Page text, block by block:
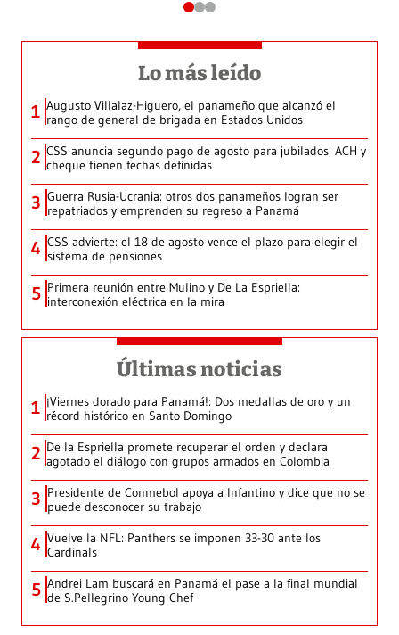
Lo más leído
1 Augusto Villalaz-Higuero, el panameño que alcanzó el
rango de general de brigada en Estados Unidos
2 CSS anuncia segundo pago de agosto para jubilados: ACH y
cheque tienen fechas definidas
3 Guerra Rusia-Ucrania: otros dos panameños logran ser
repatriados y emprenden su regreso a Panamá
4 CSS advierte: el 18 de agosto vence el plazo para elegir el
sistema de pensiones
5 Primera reunión entre Mulino y De La Espriella:
interconexión eléctrica en la mira
Últimas noticias
1 ¡Viernes dorado para Panamá!: Dos medallas de oro y un
récord histórico en Santo Domingo
2 De la Espriella promete recuperar el orden y declara
agotado el diálogo con grupos armados en Colombia
3 Presidente de Conmebol apoya a Infantino y dice que no se
puede desconocer su trabajo
4 Vuelve la NFL: Panthers se imponen 33-30 ante los
Cardinals
5 Andrei Lam buscará en Panamá el pase a la final mundial
de S.Pellegrino Young Chef